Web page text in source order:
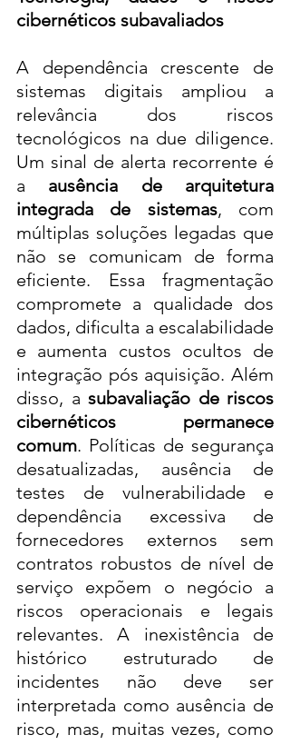
cibernéticos subavaliados
A dependência crescente de
sistemas digitais ampliou a
relevância dos riscos
tecnológicos na due diligence.
Um sinal de alerta recorrente é
a ausência de arquitetura
integrada de sistemas, com
múltiplas soluções legadas que
não se comunicam de forma
eficiente. Essa fragmentação
compromete a qualidade dos
dados, dificulta a escalabilidade
e aumenta custos ocultos de
integração pós aquisição. Além
disso, a subavaliação de riscos
cibernéticos permanece
comum. Políticas de segurança
desatualizadas, ausência de
testes de vulnerabilidade e
dependência excessiva de
fornecedores externos sem
contratos robustos de nível de
serviço expõem o negócio a
riscos operacionais e legais
relevantes. A inexistência de
histórico estruturado de
incidentes não deve ser
interpretada como ausência de
risco, mas, muitas vezes, como